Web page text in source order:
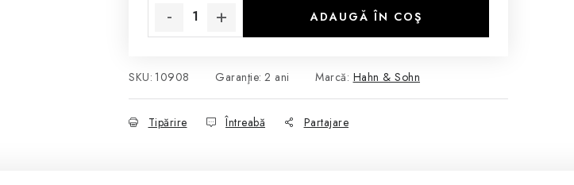
ADAUGĂ ÎN COŞ
SKU: 10908 Marcă: Hahn & Sohn
Garanţie: 2 ani
Tipărire Întreabă Partajare